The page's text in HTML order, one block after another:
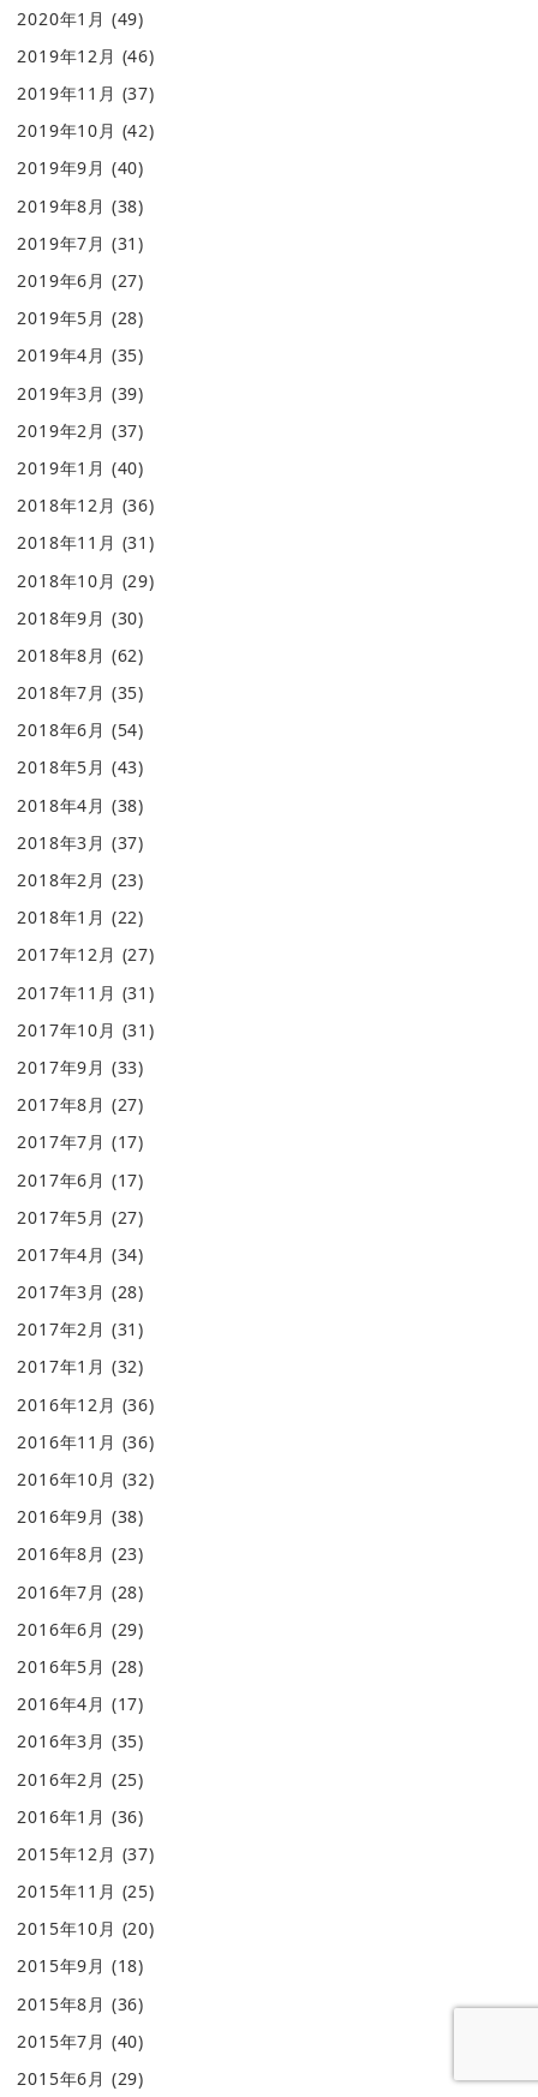
2020年1月 (49)
2019年12月 (46)
2019年11月 (37)
2019年10月 (42)
2019年9月 (40)
2019年8月 (38)
2019年7月 (31)
2019年6月 (27)
2019年5月 (28)
2019年4月 (35)
2019年3月 (39)
2019年2月 (37)
2019年1月 (40)
2018年12月 (36)
2018年11月 (31)
2018年10月 (29)
2018年9月 (30)
2018年8月 (62)
2018年7月 (35)
2018年6月 (54)
2018年5月 (43)
2018年4月 (38)
2018年3月 (37)
2018年2月 (23)
2018年1月 (22)
2017年12月 (27)
2017年11月 (31)
2017年10月 (31)
2017年9月 (33)
2017年8月 (27)
2017年7月 (17)
2017年6月 (17)
2017年5月 (27)
2017年4月 (34)
2017年3月 (28)
2017年2月 (31)
2017年1月 (32)
2016年12月 (36)
2016年11月 (36)
2016年10月 (32)
2016年9月 (38)
2016年8月 (23)
2016年7月 (28)
2016年6月 (29)
2016年5月 (28)
2016年4月 (17)
2016年3月 (35)
2016年2月 (25)
2016年1月 (36)
2015年12月 (37)
2015年11月 (25)
2015年10月 (20)
2015年9月 (18)
2015年8月 (36)
2015年7月 (40)
2015年6月 (29)